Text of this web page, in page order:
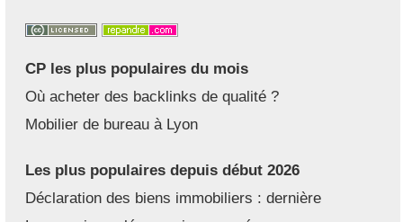
CP les plus populaires du mois
Où acheter des backlinks de qualité ?
Mobilier de bureau à Lyon
Les plus populaires depuis début 2026
Déclaration des biens immobiliers : dernière